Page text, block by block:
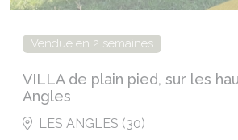
Vendue en 2 semaines
VILLA de plain pied, sur les
Angles
LES ANGLES (30)